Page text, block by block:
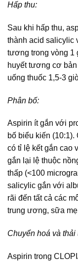
Hấp thu:
Sau khi hấp thu,
thành acid salicylic
tương trong vòng 1
huyết tương cơ
uống thuốc 1,5-3
Phân bố:
Aspirin ít gắn với
bố biểu kiến
có tỉ lệ kết gắn cao
gắn lại lệ thuộc
thấp (<100
salicylic gắn với
rãi đến tất cả các
trung ương, sữa
Chuyển hoá và thải
Aspirin trong